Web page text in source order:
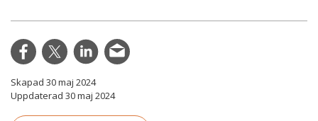
Skapad 30 maj 2024
Uppdaterad 30 maj 2024